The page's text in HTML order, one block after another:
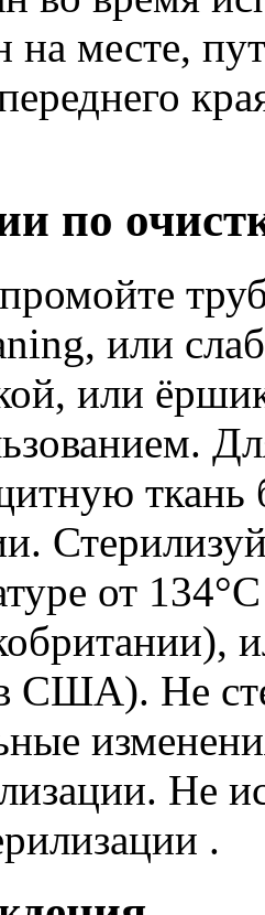
на месте,
по
или
или
ткань
от
США). Не
Не
.